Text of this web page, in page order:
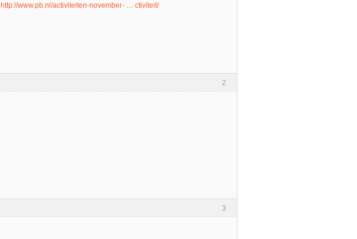
http://www.pb.nl/activiteiten-november- … ctiviteit/
2
3